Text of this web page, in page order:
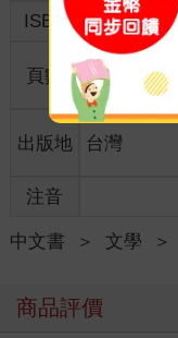
ISBN
頁數 272
出版地 台灣
注音
中文書 ＞ 文學 ＞
商品評價